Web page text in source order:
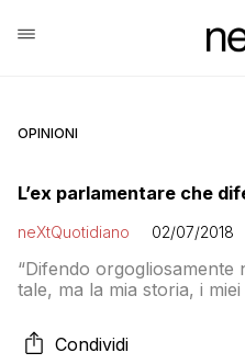
OPINIONI
L’ex parlamentare che
neXtQuotidiano 02/07/2018
“Difendo orgogliosamente
tale, ma la mia storia, i
onoro di aver fatto parte.
adempiuto ‘con disciplina
Condividi